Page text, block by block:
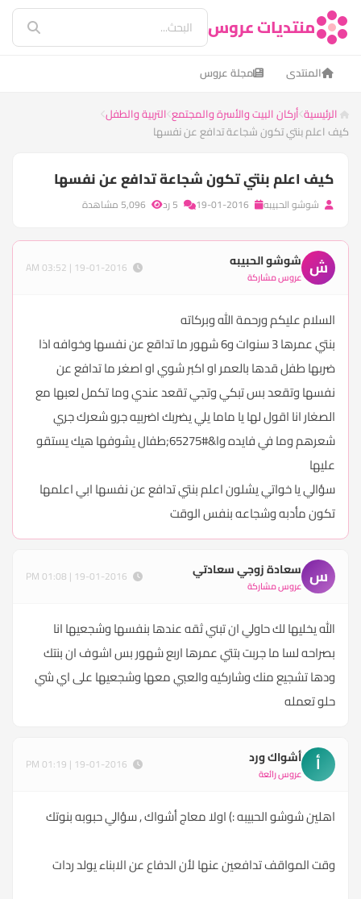
منتديات عروس
المنتدى مجلة عروس
الرئيسية أركان البيت والأسرة والمجتمع التربية والطفل
كيف اعلم بنتي تكون شجاعة تدافع عن نفسها
كيف اعلم بنتي تكون شجاعة تدافع عن نفسها
شوشو الحبيبه
ش شوشو الحبيبه
عروس مشاركة
السلام عليكم ورحمة الله وبركاته
بنتي عمرها 3 سنوات و6 شهور ما تداقع عن نفسها وخوافه اذا
ضربها طفل قدها بالعمر او اكبر شوي او اصغر ما تدافع عن
نفسها وتقعد بس تبكي وتجي تقعد عندي وما تكمل لعبها مع
الصغار انا اقول لها يا ماما يلي يضربك اضربيه جرو شعرك جري
شعرهم وما في فايده وا&#65275;طفال يشوفها هيك يستقو
عليها
سؤالي يا خواتي يشلون اعلم بنتي تدافع عن نفسها ابي اعلمها
تكون مأدبه وشجاعه بنفس الوقت
س سعادة زوجي سعادتي
عروس مشاركة
الله يخليها لك حاولي ان تبني ثقه عندها بنفسها وشجعيها انا
بصراحه لسا ما جربت بتتي عمرها اربع شهور بس اشوف ان بنتك
ودها تشجيع منك وشاركيه والعبي معها وشجعيها على اي شي
حلو تعمله
أ أشواك ورد
عروس رائعة
اهلين شوشو الحبيبه :) اولا معاج أشواك , سؤالي حبوبه بنوتك
وقت المواقف تدافعين عنها لأن الدفاع عن الابناء يولد ردات